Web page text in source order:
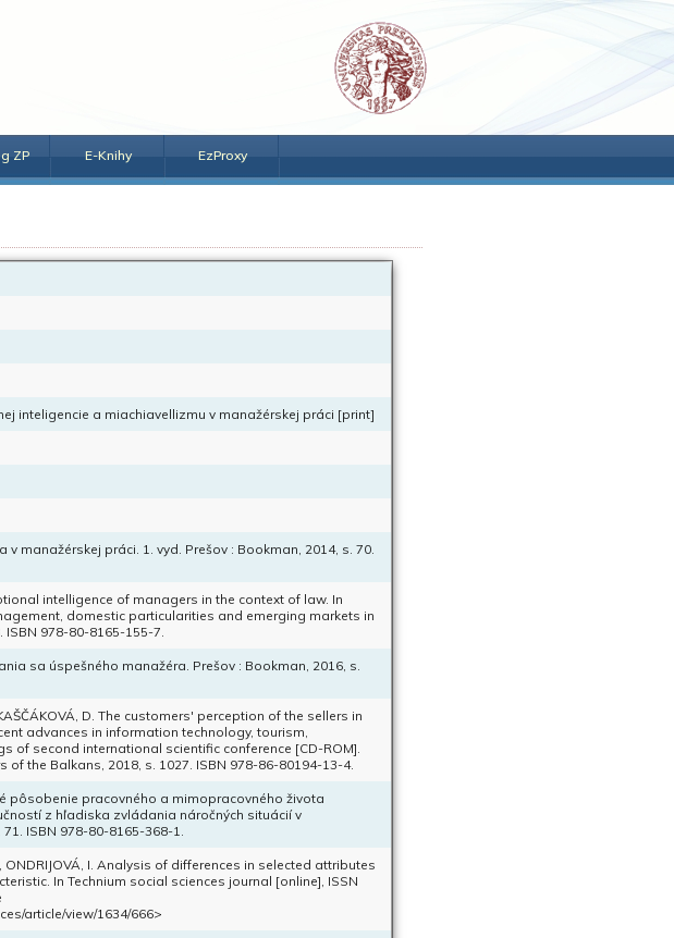
ZP E-Knihy EzProxy
inteligencie a miachiavellizmu v manažérskej práci [print]
v manažérskej práci. 1. vyd. Prešov : Bookman, 2014, s. 70.
intelligence of managers in the context of law. In
domestic particularities and emerging markets in
ISBN 978-80-8165-155-7.
sa úspešného manažéra. Prešov : Bookman, 2016, s.
D. The customers' perception of the sellers in
advances in information technology, tourism,
of second international scientific conference [CD-ROM].
the Balkans, 2018, s. 1027. ISBN 978-86-80194-13-4.
pôsobenie pracovného a mimopracovného života
z hľadiska zvládania náročných situácií v
ISBN 978-80-8165-368-1.
ONDRIJOVÁ, I. Analysis of differences in selected attributes
In Technium social sciences journal [online], ISSN
article/view/1634/666>